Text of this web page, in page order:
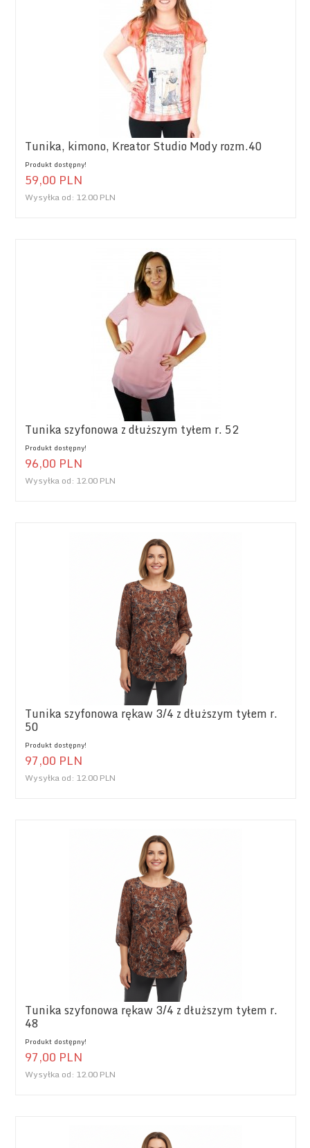
Tunika, kimono, Kreator Studio Mody rozm.40
Produkt dostępny!
59,00 PLN
Wysyłka od: 12.00 PLN
Tunika szyfonowa z dłuższym tyłem r. 52
Produkt dostępny!
96,00 PLN
Wysyłka od: 12.00 PLN
Tunika szyfonowa rękaw 3/4 z dłuższym tyłem r.
50
Produkt dostępny!
97,00 PLN
Wysyłka od: 12.00 PLN
Tunika szyfonowa rękaw 3/4 z dłuższym tyłem r.
48
Produkt dostępny!
97,00 PLN
Wysyłka od: 12.00 PLN